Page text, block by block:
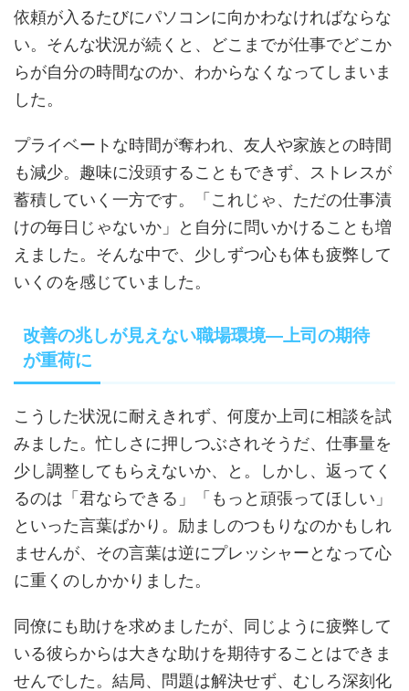
依頼が入るたびにパソコンに向かわなければならな
い。そんな状況が続くと、どこまでが仕事でどこか
らが自分の時間なのか、わからなくなってしまいま
した。
プライベートな時間が奪われ、友人や家族との時間
も減少。趣味に没頭することもできず、ストレスが
蓄積していく一方です。「これじゃ、ただの仕事漬
けの毎日じゃないか」と自分に問いかけることも増
えました。そんな中で、少しずつ心も体も疲弊して
いくのを感じていました。
改善の兆しが見えない職場環境—上司の期待
が重荷に
こうした状況に耐えきれず、何度か上司に相談を試
みました。忙しさに押しつぶされそうだ、仕事量を
少し調整してもらえないか、と。しかし、返ってく
るのは「君ならできる」「もっと頑張ってほしい」
といった言葉ばかり。励ましのつもりなのかもしれ
ませんが、その言葉は逆にプレッシャーとなって心
に重くのしかかりました。
同僚にも助けを求めましたが、同じように疲弊して
いる彼らからは大きな助けを期待することはできま
せんでした。結局、問題は解決せず、むしろ深刻化